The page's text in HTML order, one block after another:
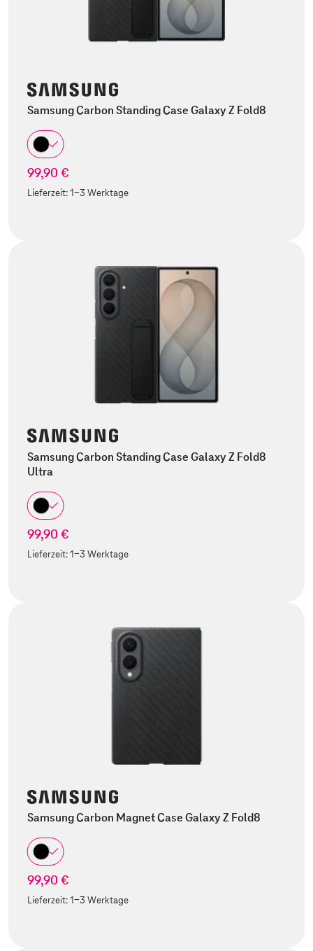
Samsung Carbon Standing Case Galaxy Z Fold8
99,90 €
Lieferzeit:1-3 Werktage
Samsung Carbon Standing Case Galaxy Z Fold8
Ultra
99,90 €
Lieferzeit:1-3 Werktage
Samsung Carbon Magnet Case Galaxy Z Fold8
99,90 €
Lieferzeit:1-3 Werktage